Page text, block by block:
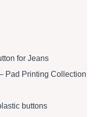
for Jeans
Pad Printing Collection
buttons